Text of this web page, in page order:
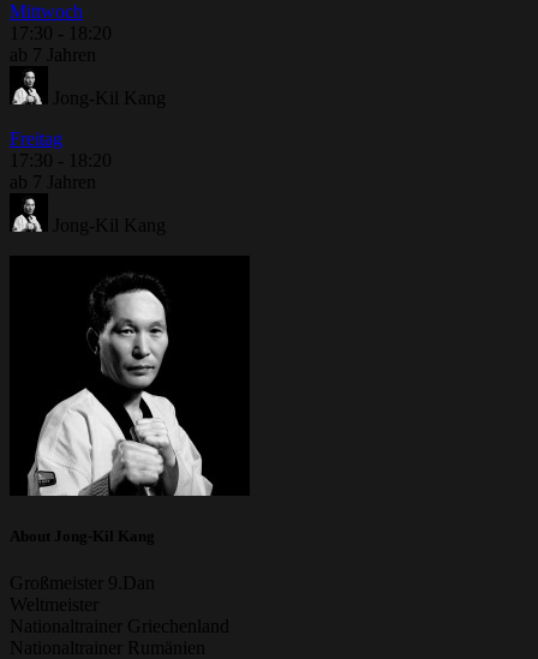
Mittwoch
17:30 -
18:20
ab 7 Jahren
Jong-Kil Kang
Freitag
17:30 -
18:20
ab 7 Jahren
Jong-Kil Kang
About Jong-Kil Kang
Großmeister 9.Dan
Weltmeister
Nationaltrainer Griechenland
Nationaltrainer Rumänien